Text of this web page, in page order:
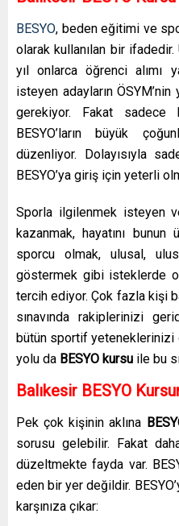
BESYO, beden eğitimi ve
olarak kullanılan bir ifadedir.
yıl onlarca öğrenci alımı
isteyen adayların ÖSYM’nin
gerekiyor. Fakat sadece
BESYO’ların büyük
düzenliyor. Dolayısıyla
BESYO’ya giriş için yeterli
Sporla ilgilenmek isteyen
kazanmak, hayatını
sporcu olmak, ulusal,
göstermek gibi isteklerde
tercih ediyor. Çok fazla kişi
sınavında rakiplerinizi
bütün sportif yeteneklerinizi
yolu da BESYO kursu ile bu
Balıkesir BESYO
Pek çok kişinin aklına
sorusu gelebilir. Fakat
düzeltmekte fayda var.
eden bir yer değildir.
karşınıza çıkar: